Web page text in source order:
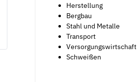
Herstellung
Bergbau
Stahl und Metalle
Transport
Versorgungswirtschaft
Schweißen